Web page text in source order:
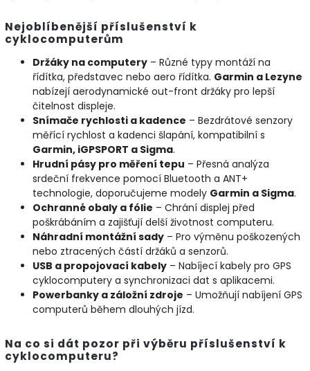
Nejoblíbenější příslušenství k
cyklocomputerům
Držáky na computery – Různé typy montáží na
řídítka, představec nebo aero řídítka. Garmin a Lezyne
nabízejí aerodynamické out-front držáky pro lepší
čitelnost displeje.
Snímače rychlosti a kadence – Bezdrátové senzory
měřící rychlost a kadenci šlapání, kompatibilní s
Garmin, iGPSPORT a Sigma.
Hrudní pásy pro měření tepu – Přesná analýza
srdeční frekvence pomocí Bluetooth a ANT+
technologie, doporučujeme modely Garmin a Sigma.
Ochranné obaly a fólie – Chrání displej před
poškrábáním a zajišťují delší životnost computeru.
Náhradní montážní sady – Pro výměnu poškozených
nebo ztracených částí držáků a senzorů.
USB a propojovací kabely – Nabíjecí kabely pro GPS
cyklocomputery a synchronizaci dat s aplikacemi.
Powerbanky a záložní zdroje – Umožňují nabíjení GPS
computerů během dlouhých jízd.
Na co si dát pozor při výběru příslušenství k
cyklocomputeru?